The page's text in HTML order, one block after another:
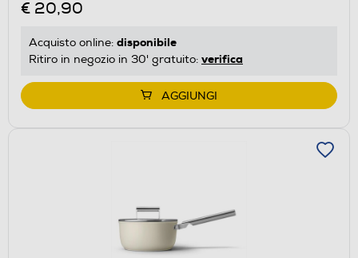
€ 20,90
Acquisto online: disponibile
Ritiro in negozio in 30' gratuito: verifica
AGGIUNGI